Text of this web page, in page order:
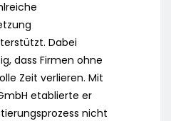
Dabei
dass Firmen ohne
Zeit verlieren. Mit
etablierte er
nicht